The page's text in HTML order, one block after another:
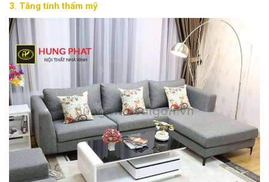
3. Tăng tính thẩm mỹ